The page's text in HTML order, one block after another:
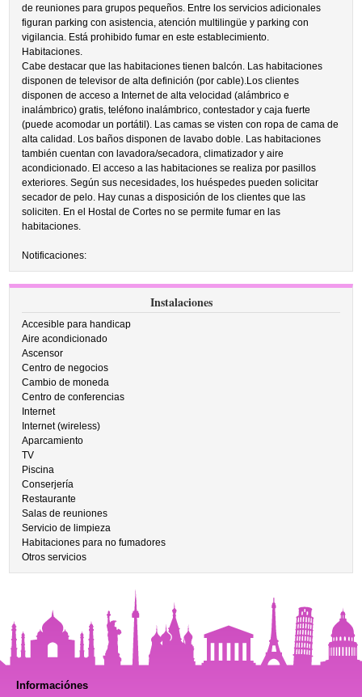
de reuniones para grupos pequeños. Entre los servicios adicionales
figuran parking con asistencia, atención multilingüe y parking con
vigilancia. Está prohibido fumar en este establecimiento.
Habitaciones.
Cabe destacar que las habitaciones tienen balcón. Las habitaciones
disponen de televisor de alta definición (por cable).Los clientes
disponen de acceso a Internet de alta velocidad (alámbrico e
inalámbrico) gratis, teléfono inalámbrico, contestador y caja fuerte
(puede acomodar un portátil). Las camas se visten con ropa de cama de
alta calidad. Los baños disponen de lavabo doble. Las habitaciones
también cuentan con lavadora/secadora, climatizador y aire
acondicionado. El acceso a las habitaciones se realiza por pasillos
exteriores. Según sus necesidades, los huéspedes pueden solicitar
secador de pelo. Hay cunas a disposición de los clientes que las
soliciten. En el Hostal de Cortes no se permite fumar en las
habitaciones.
Notificaciones:
Instalaciones
Accesible para handicap
Aire acondicionado
Ascensor
Centro de negocios
Cambio de moneda
Centro de conferencias
Internet
Internet (wireless)
Aparcamiento
TV
Piscina
Conserjería
Restaurante
Salas de reuniones
Servicio de limpieza
Habitaciones para no fumadores
Otros servicios
Informaciónes